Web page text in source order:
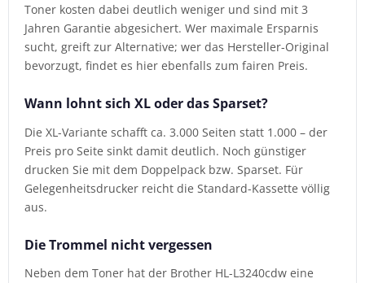
Toner kosten dabei deutlich weniger und sind mit 3
Jahren Garantie abgesichert. Wer maximale Ersparnis
sucht, greift zur Alternative; wer das Hersteller-Original
bevorzugt, findet es hier ebenfalls zum fairen Preis.
Wann lohnt sich XL oder das Sparset?
Die XL-Variante schafft ca. 3.000 Seiten statt 1.000 – der
Preis pro Seite sinkt damit deutlich. Noch günstiger
drucken Sie mit dem Doppelpack bzw. Sparset. Für
Gelegenheitsdrucker reicht die Standard-Kassette völlig
aus.
Die Trommel nicht vergessen
Neben dem Toner hat der Brother HL-L3240cdw eine